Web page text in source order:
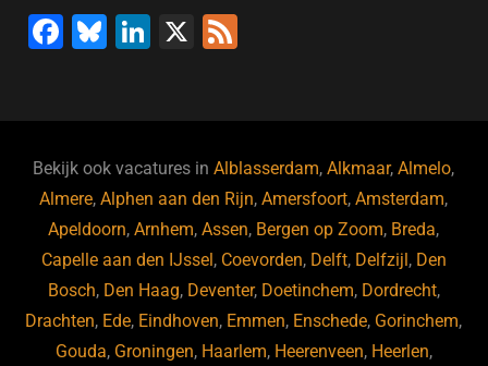
F
b
o
o
k
Bl
ky
Li
dI
n
X
Bekijk ook vacatures inAlblasserdam,Alkmaar,Almelo,
Almere,Alphen aan den Rijn,Amersfoort,Amsterdam,
Apeldoorn,Arnhem,Assen, Bergen op Zoom, Breda,
Capelle aan den IJssel , Coevorden, Delft, Delfzijl , Den
Bosch, Den Haag, Deventer, Doetinchem, Dordrecht,
Drachten, Ede, Eindhoven, Emmen, Enschede, Gorinchem,
Gouda, Groningen, Haarlem, Heerenveen, Heerlen,